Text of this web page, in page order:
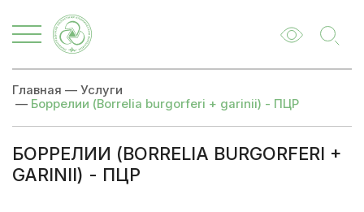
Главная — Услуги
— Боррелии (Borrelia burgorferi + garinii) - ПЦР
БОРРЕЛИИ (BORRELIA BURGORFERI +
GARINII) - ПЦР